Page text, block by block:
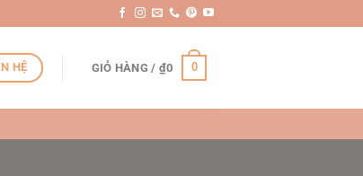
HỆ GIỎ HÀNG / ₫0 0